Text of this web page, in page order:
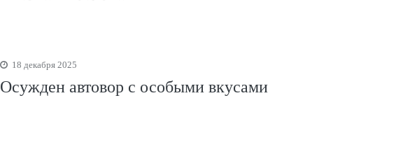
18 декабря 2025
Осужден автовор с особыми вкусами